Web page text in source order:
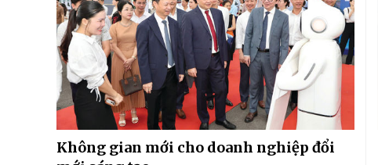
Không gian mới cho doanh nghiệp đổi